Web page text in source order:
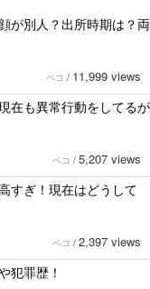
が別人？出所時期は？両
ペコ / 11,999 views
在も異常行動をしてるが
ペコ / 5,207 views
すぎ！現在はどうして
ペコ / 2,397 views
犯罪歴！